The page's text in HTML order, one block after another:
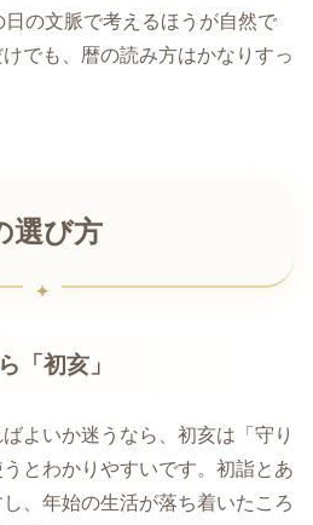
の文脈で考えるほうが自然で
でも、暦の読み方はかなりすっ
選び方
「初亥」
よいか迷うなら、初亥は「守り
とわかりやすいです。初詣とあ
、年始の生活が落ち着いたころ